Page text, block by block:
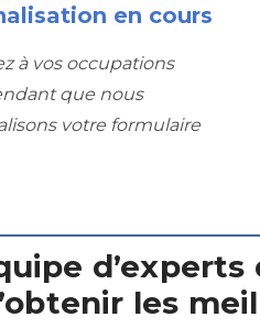
en cours
à vos occupations
que nous
votre formulaire
les